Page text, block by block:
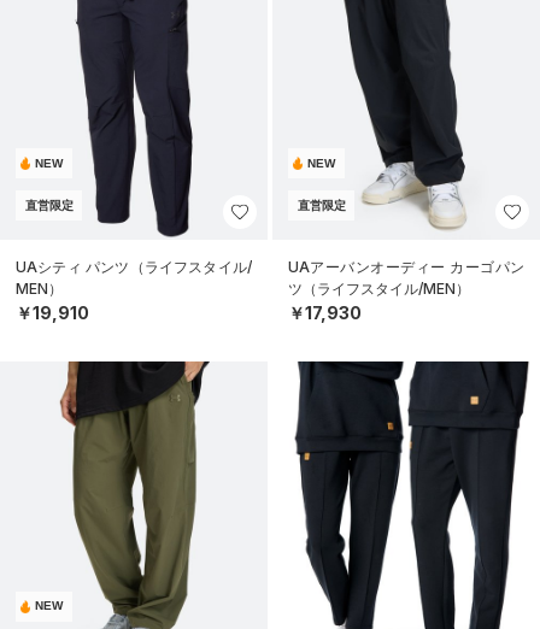
NEW
直営限定
UAシティ パンツ（ライフスタイル/
MEN）
￥19,910
NEW
直営限定
UAアーバンオーディー カーゴパン
ツ（ライフスタイル/MEN）
￥17,930
NEW